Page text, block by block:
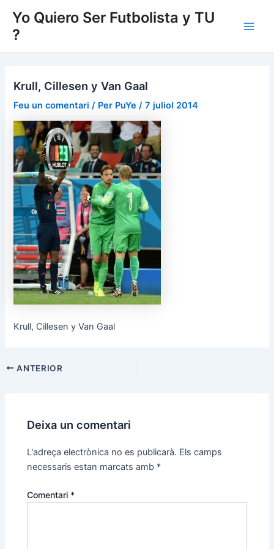
contingut
Yo Quiero Ser Futbolista y TU
?
Krull, Cillesen y Van Gaal
Feu un comentari / Per PuYe/7 juliol 2014
Krull, Cillesen y Van Gaal
Navegació
ANTERIOR
Deixa un comentari
L'adreça electrònica no es publicarà. Els camps
necessaris estan marcats amb *
Comentari *